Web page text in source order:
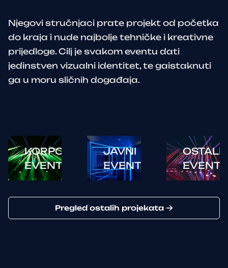
Njegovi stručnjaci prate projekt od početka
do kraja i nude najbolje tehničke i kreativne
prijedloge. Cilj je svakom eventu dati
jedinstven vizualni identitet, te gaistaknuti
ga u moru sličnih događaja.
KORPORATIVNI
EVENTI
JAVNI
EVENTI
OSTALI
EVENTI
Pregled ostalih projekata